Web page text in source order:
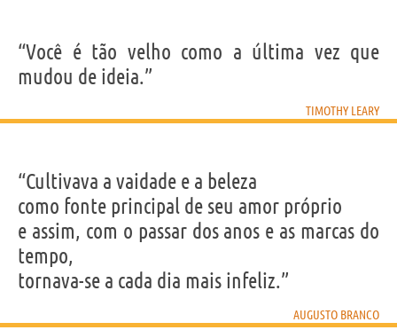
“Você é tão velho como a última vez que
mudou de ideia.”
TIMOTHY LEARY
“Cultivava a vaidade e a beleza
como fonte principal de seu amor próprio
e assim, com o passar dos anos e as marcas do
tempo,
tornava-se a cada dia mais infeliz.”
AUGUSTO BRANCO